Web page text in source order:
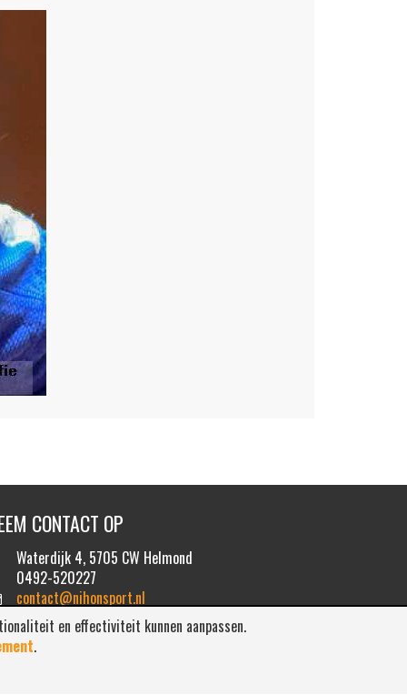
CONTACT OP
Waterdijk 4, 5705 CW Helmond
0492-520227
contact@nihonsport.nl
en effectiviteit kunnen aanpassen.
.